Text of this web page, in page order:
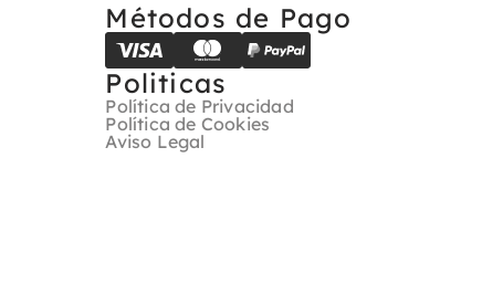
Métodos de Pago
Politicas
Política de Privacidad
Política de Cookies
Aviso Legal